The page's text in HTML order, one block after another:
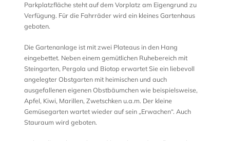
Parkplatzfläche steht auf dem Vorplatz am Eigengrund zu
Verfügung. Für die Fahrräder wird ein kleines Gartenhaus
geboten.
Die Gartenanlage ist mit zwei Plateaus in den Hang
eingebettet. Neben einem gemütlichen Ruhebereich mit
Steingarten, Pergola und Biotop erwartet Sie ein liebevoll
angelegter Obstgarten mit heimischen und auch
ausgefallenen eigenen Obstbäumchen wie beispielsweise,
Apfel, Kiwi, Marillen, Zwetschken u.a.m. Der kleine
Gemüsegarten wartet wieder auf sein „Erwachen“. Auch
Stauraum wird geboten.